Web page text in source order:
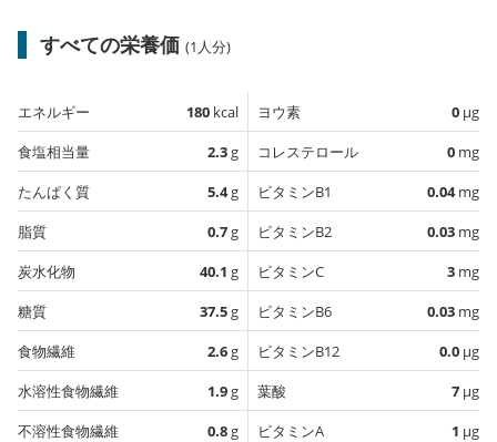
すべての栄養価 (1人分)
エネルギー 180 kcal
食塩相当量
2.3g
たんぱく質
5.4g
脂質
0.7g
炭水化物
40.1 g
糖質
37.5g
食物繊維
2.6g
水溶性食物繊維
1.9g
不溶性食物繊維
0.8g
ヨウ素 0 µg
コレステロール
0 mg
ビタミンB1
0.04mg
ビタミンB2
0.03 mg
ビタミンC
3 mg
ビタミンB6
0.03 mg
ビタミンB12
0.0 µg
葉酸
7 µg
ビタミンA
1 µg